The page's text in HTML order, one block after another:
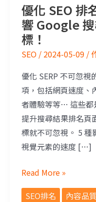
優化 SEO 排
響 Google
標！
SEO / 2024-05-09 /
優化 SERP 不可忽
項，包括網頁速度、
者體驗等等… 這些都
提升搜尋結果排名頁
標就不可忽視。 5 種
視覺元素的速度 […]
Read More »
SEO排名
內容品質